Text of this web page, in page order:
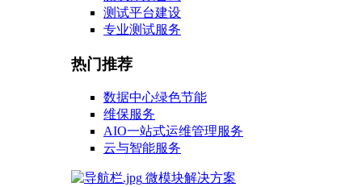
测试平台建设
专业测试服务
热门推荐
数据中心绿色节能
维保服务
AIO一站式运维管理服务
云与智能服务
微模块解决方案